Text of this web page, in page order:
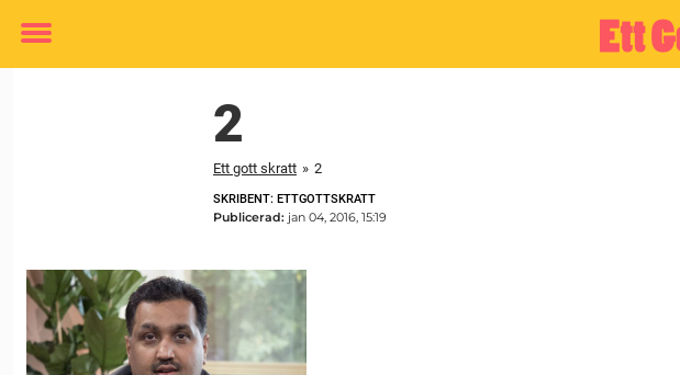
Toggle
2
Ett gott skratt » 2
SKRIBENT: ETTGOTTSKRATT
Publicerad: jan 04, 2016, 15:19